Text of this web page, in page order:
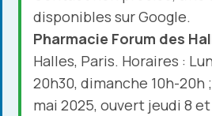
disponibles sur Google.
Pharmacie Forum des
Halles, Paris. Horaires :
20h30, dimanche 10h-20h
mai 2025, ouvert jeudi 8